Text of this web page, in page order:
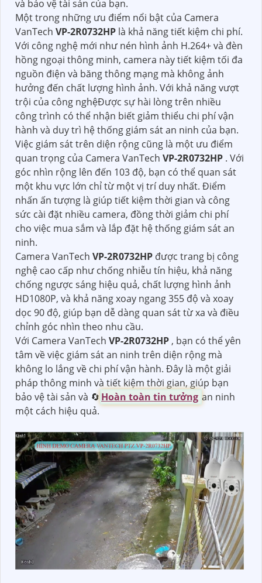
và bảo vệ tài sản của bạn.
Một trong những ưu điểm nổi bật của Camera
VanTech VP-2R0732HP là khả năng tiết kiệm chi phí.
Với công nghệ mới như nén hình ảnh H.264+ và đèn
hồng ngoại thông minh, camera này tiết kiệm tối đa
nguồn điện và băng thông mạng mà không ảnh
hưởng đến chất lượng hình ảnh. Với khả năng vượt
trội của công nghệĐược sự hài lòng trên nhiều
công trình có thể nhận biết giảm thiểu chi phí vận
hành và duy trì hệ thống giám sát an ninh của bạn.
Việc giám sát trên diện rộng cũng là một ưu điểm
quan trọng của Camera VanTech VP-2R0732HP . Với
góc nhìn rộng lên đến 103 độ, bạn có thể quan sát
một khu vực lớn chỉ từ một vị trí duy nhất. Điểm
nhấn ấn tượng là giúp tiết kiệm thời gian và công
sức cài đặt nhiều camera, đồng thời giảm chi phí
cho việc mua sắm và lắp đặt hệ thống giám sát an
ninh.
Camera VanTech VP-2R0732HP được trang bị công
nghệ cao cấp như chống nhiễu tín hiệu, khả năng
chống ngược sáng hiệu quả, chất lượng hình ảnh
HD1080P, và khả năng xoay ngang 355 độ và xoay
dọc 90 độ, giúp bạn dễ dàng quan sát từ xa và điều
chỉnh góc nhìn theo nhu cầu.
Với Camera VanTech VP-2R0732HP , bạn có thể yên
tâm về việc giám sát an ninh trên diện rộng mà
không lo lắng về chi phí vận hành. Đây là một giải
pháp thông minh và tiết kiệm thời gian, giúp bạn
bảo vệ tài sản và 🔄 Hoàn toàn tin tưởng an ninh
một cách hiệu quả.